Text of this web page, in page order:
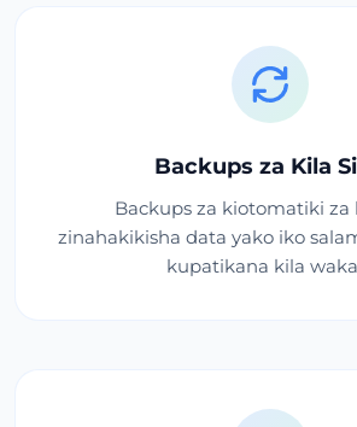
Backups za Kila
Backups za kiotomatiki za
zinahakikisha data yako iko
kupatikana kila